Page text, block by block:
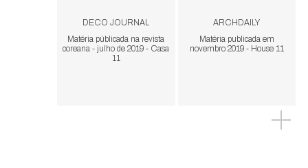
DECO JOURNAL
Matéria públicada na revista
coreana - julho de 2019 - Casa
11
ARCHDAILY
Matéria publicada em
novembro 2019 - House 11